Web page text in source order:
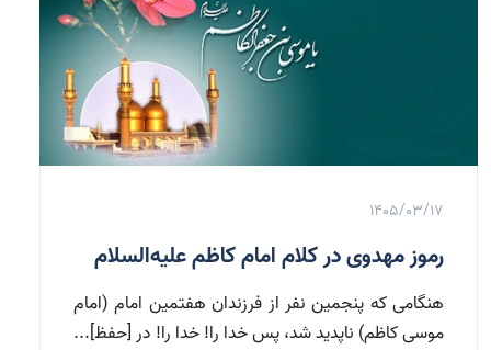
1405/03/17
رموز مهدوی در کلام امام کاظم علیه‌السلام
هنگامی که پنجمین نفر از فرزندان هفتمین امام (امام
موسی کاظم) ناپدید شد، پس خدا را! خدا را! در [حفظ]...